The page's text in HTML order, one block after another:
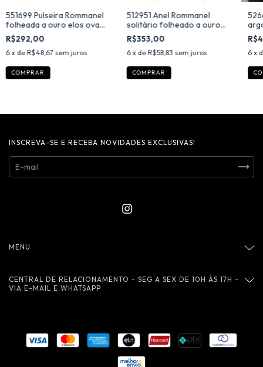
551699 Pulseira Rommanel
folheada a ouro elos ovais
com zircônias
R$292,00
6 x de R$48,67 sem juros
512951 Anel Rommanel
solitário folheado a ouro
com zircônia
R$353,00
6 x de R$58,83 sem juros
COMPRAR
6 x
INSCREVA-SE E RECEBA NOVIDADES EXCLUSIVAS!
MENU
CENTRAL DE RELACIONAMENTO - SEG A SEX DE 10H ÀS 17H -
VIA E-MAIL E WHATSAPP